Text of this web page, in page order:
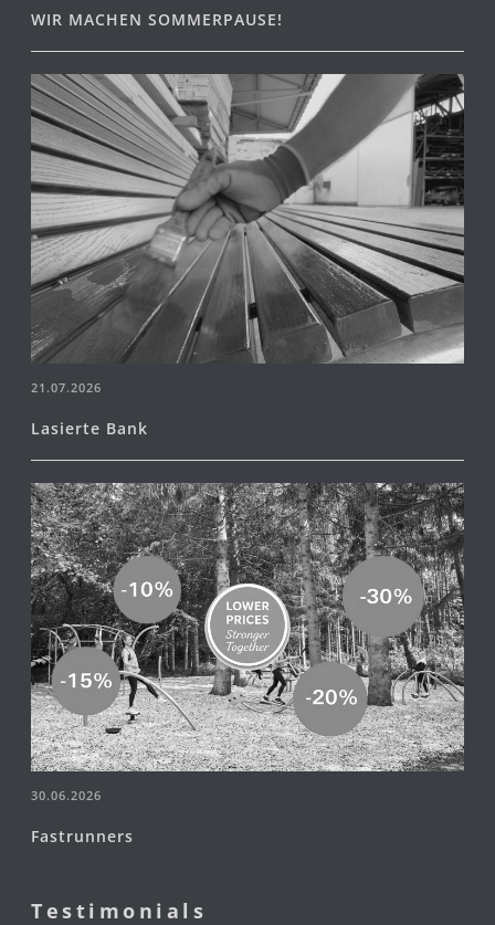
WIR MACHEN SOMMERPAUSE!
21.07.2026
Lasierte Bank
30.06.2026
Fastrunners
Testimonials